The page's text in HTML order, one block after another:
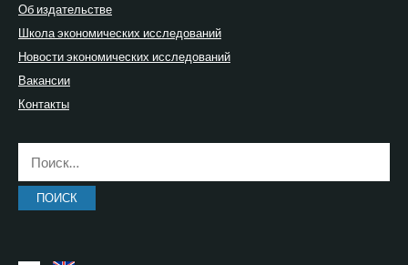
Об издательстве
Школа экономических исследований
Новости экономических исследований
Вакансии
Контакты